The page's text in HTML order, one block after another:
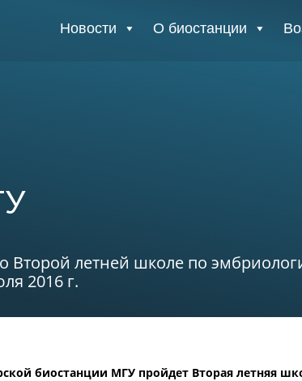
Новости О биостанции
Второй летней школе по
2016 г.
биостанции МГУ пройдет Вторая летняя